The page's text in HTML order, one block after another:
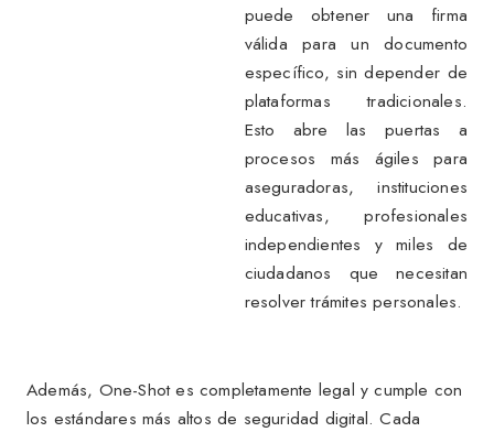
puede obtener una firma
válida para un documento
específico, sin depender de
plataformas tradicionales.
Esto abre las puertas a
procesos más ágiles para
aseguradoras, instituciones
educativas, profesionales
independientes y miles de
ciudadanos que necesitan
resolver trámites personales.
Además, One-Shot es completamente legal y cumple con
los estándares más altos de seguridad digital. Cada